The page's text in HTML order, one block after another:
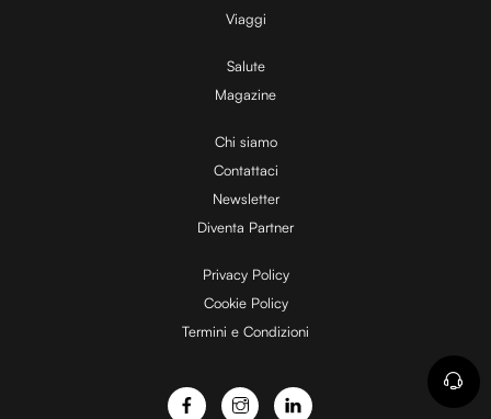
V
i
d
e
o
Viaggi
Salute
Magazine
Chi siamo
Contattaci
Newsletter
Diventa Partner
Privacy Policy
Cookie Policy
Termini e Condizioni